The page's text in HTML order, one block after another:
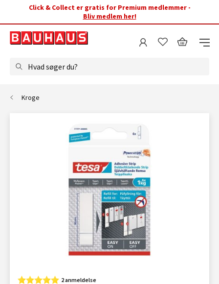
Click & Collect er gratis for Premium medlemmer -
Bliv medlem her!
Hvad søger du?
Kroge
2 anmeldelse